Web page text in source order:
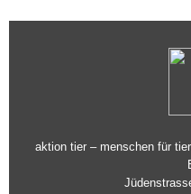
aktion tier – menschen für